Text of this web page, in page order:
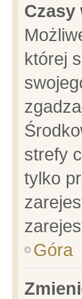
Czasy
której
strefy
tylko
Góra